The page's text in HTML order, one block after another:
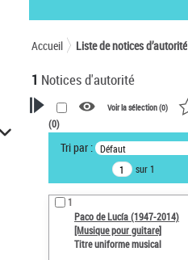
Accueil Liste de notices d’autorité
1 Notices d'autorité
VOTRE RECHERCHE
Recherche avancée dans les
notices d’autorité
Œuvres liées à l'auteur :
Paco de Lucía (1947-2014)
Voir la sélection (0)
(0)
Tri par : Défaut
sur 1
1
Paco de Lucía (1947-2014)
[Musique pour guitare]
Titre uniforme musical